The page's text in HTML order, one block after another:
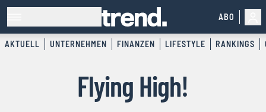
ABO
AKTUELL UNTERNEHMEN FINANZEN LIFESTYLE RANKINGS
Flying High!